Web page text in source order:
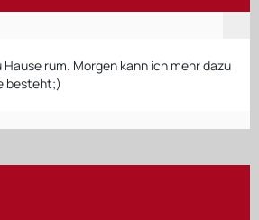
rum. Morgen kann ich mehr dazu
besteht;)